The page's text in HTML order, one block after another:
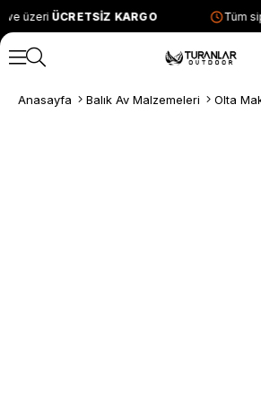
ve üzeri ÜCRETSİZ KARGO Tüm
Anasayfa Balık Av Malzemeleri Olta